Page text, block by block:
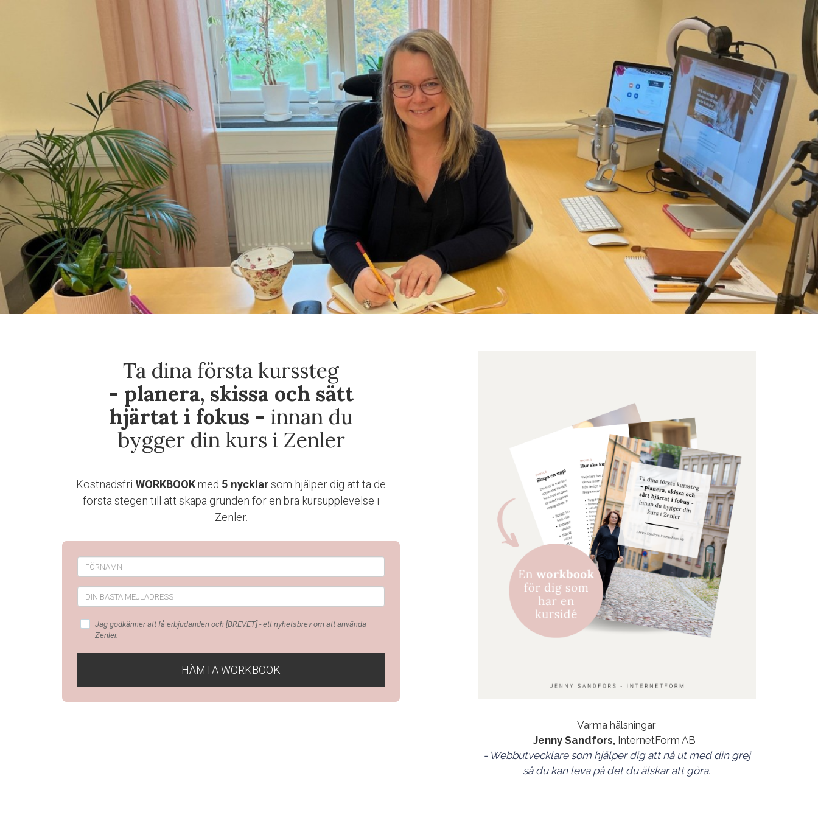
Ta dina första kurssteg
- planera, skissa och sätt
hjärtat i fokus - innan du
bygger din kurs i Zenler
Kostnadsfri WORKBOOKmed 5 nycklarsom hjälper dig att ta de
första stegen till att skapa grunden för en bra kursupplevelse i
Zenler.
Jag godkänner att få erbjudanden och [BREVET] - ett nyhetsbrev om att använda
Zenler.
HÄMTA WORKBOOK
Varma hälsningar
Jenny Sandfors, InternetForm AB
- Webbutvecklare som hjälper dig att nå ut med din grej
så du kan leva på det du älskar att göra.